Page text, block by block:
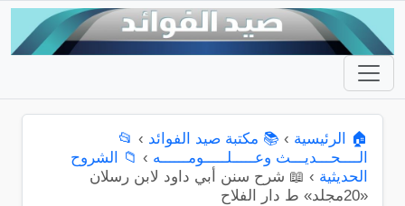
🏠 الرئيسية › 📚 مكتبة صيد الفوائد ›
📂
الــــحـــديـــث وعـــــلـــــومــــــه › 📁 الشروح
الحديثية › 📖 شرح سنن أبي داود لابن رسلان
«20مجلد» ط دار الفلاح